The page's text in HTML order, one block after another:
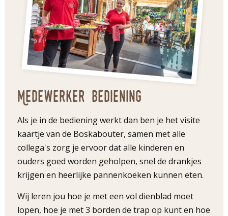
Medewerker bediening
Als je in de bediening werkt dan ben je het visite
kaartje van de Boskabouter, samen met alle
collega's zorg je ervoor dat alle kinderen en
ouders goed worden geholpen, snel de drankjes
krijgen en heerlijke pannenkoeken kunnen eten.
Wij leren jou hoe je met een vol dienblad moet
lopen, hoe je met 3 borden de trap op kunt en hoe